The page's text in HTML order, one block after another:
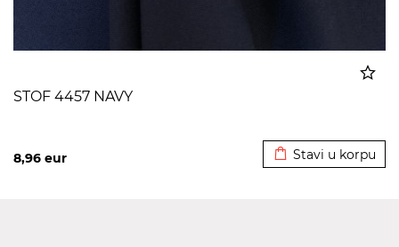
STOF 4457 NAVY
8,96 eur Stavi u korpu